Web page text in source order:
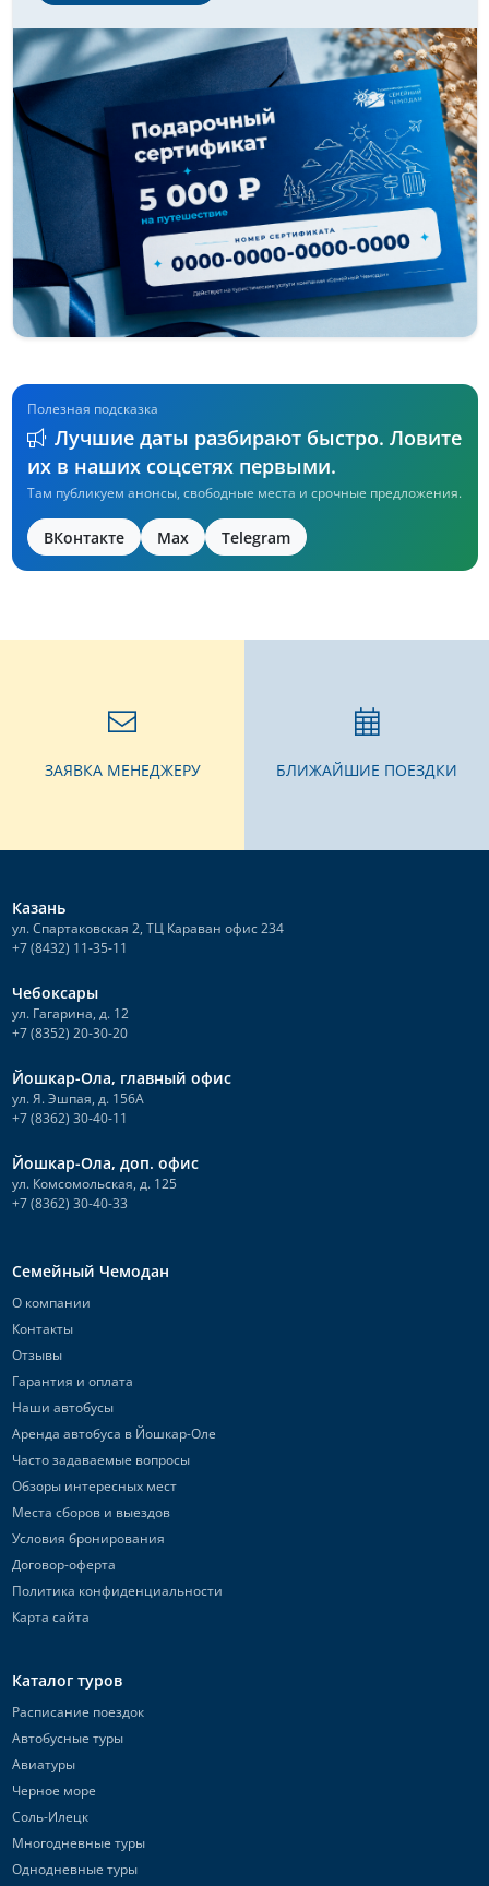
Полезная подсказка
Лучшие даты разбирают быстро. Ловите
их в наших соцсетях первыми.
Там публикуем анонсы, свободные места и срочные предложения.
ВКонтакте Max Telegram
ЗАЯВКА МЕНЕДЖЕРУ БЛИЖАЙШИЕ ПОЕЗДКИ
Казань
ул. Спартаковская 2, ТЦ Караван офис 234
+7 (8432) 11-35-11
Чебоксары
ул. Гагарина, д. 12
+7 (8352) 20-30-20
Йошкар-Ола, главный офис
ул. Я. Эшпая, д. 156А
+7 (8362) 30-40-11
Йошкар-Ола, доп. офис
ул. Комсомольская, д. 125
+7 (8362) 30-40-33
Семейный Чемодан
О компании
Контакты
Отзывы
Гарантия и оплата
Наши автобусы
Аренда автобуса в Йошкар-Оле
Часто задаваемые вопросы
Обзоры интересных мест
Места сборов и выездов
Условия бронирования
Договор-оферта
Политика конфиденциальности
Карта сайта
Каталог туров
Расписание поездок
Автобусные туры
Авиатуры
Черное море
Соль-Илецк
Многодневные туры
Однодневные туры